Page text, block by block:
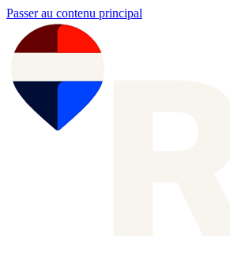
Passer au contenu principal